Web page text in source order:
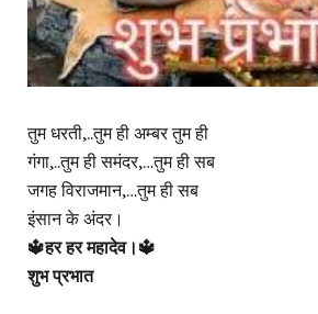
तुम धरती,..तुम ही अम्बर तुम ही
गंगा,..तुम ही समंदर,…तुम ही सब
जगह विराजमान,…तुम ही सब
इंसान के अंदर।
🔱हर हर महादेव।🔱
शुभ प्रभात